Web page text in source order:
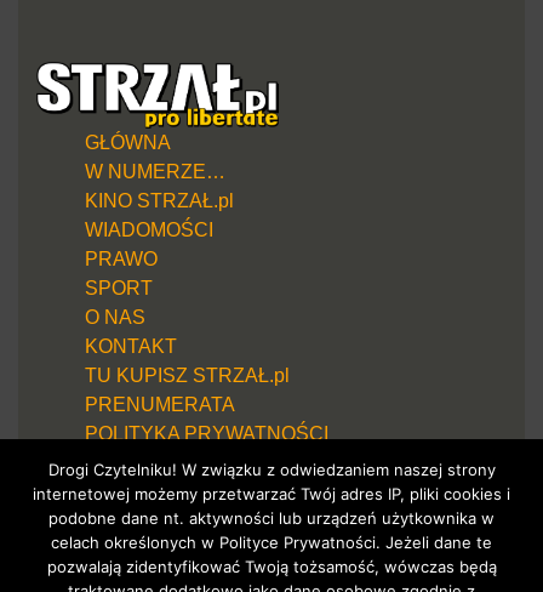
GŁÓWNA
W NUMERZE…
KINO STRZAŁ.pl
WIADOMOŚCI
PRAWO
SPORT
O NAS
KONTAKT
TU KUPISZ STRZAŁ.pl
PRENUMERATA
POLITYKA PRYWATNOŚCI
Drogi Czytelniku! W związku z odwiedzaniem naszej strony
internetowej możemy przetwarzać Twój adres IP, pliki cookies i
podobne dane nt. aktywności lub urządzeń użytkownika w
celach określonych w Polityce Prywatności. Jeżeli dane te
pozwalają zidentyfikować Twoją tożsamość, wówczas będą